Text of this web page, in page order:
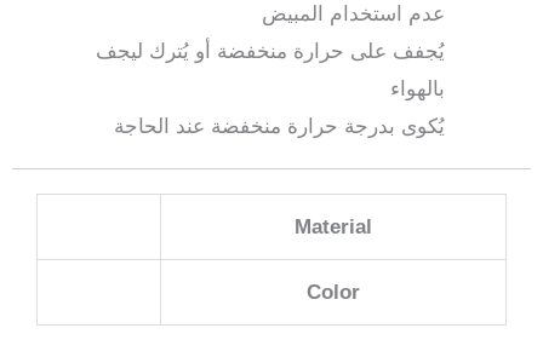
عدم استخدام المبيض
يُجفف على حرارة منخفضة أو يُترك ليجف
بالهواء
يُكوى بدرجة حرارة منخفضة عند الحاجة
Material
Color